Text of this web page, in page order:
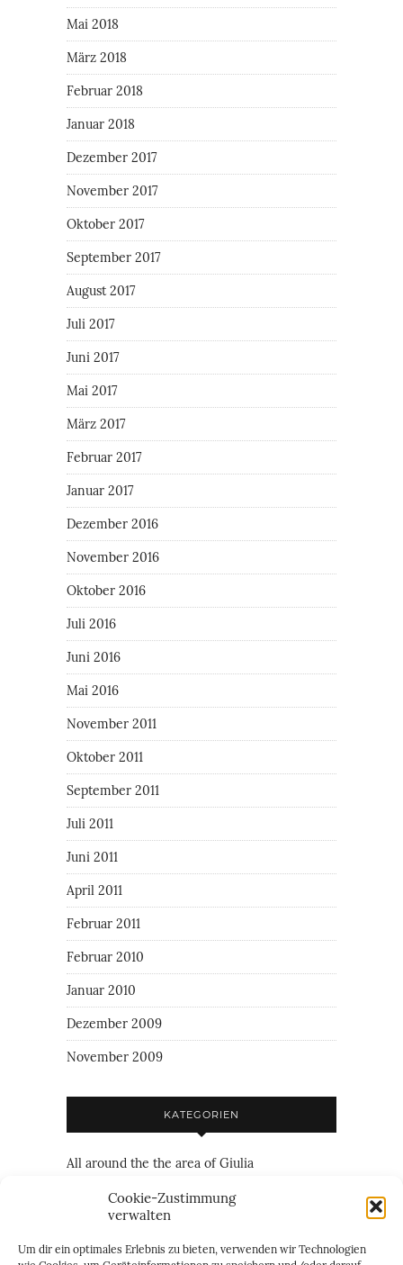
Cookie-Zustimmung
verwalten
Um dir ein optimales Erlebnis zu bieten, verwenden wir Technologien
Mai 2018
März 2018
Februar 2018
Januar 2018
Dezember 2017
November 2017
Oktober 2017
September 2017
August 2017
Juli 2017
Juni 2017
Mai 2017
März 2017
Februar 2017
Januar 2017
Dezember 2016
November 2016
Oktober 2016
Juli 2016
Juni 2016
Mai 2016
November 2011
Oktober 2011
September 2011
Juli 2011
Juni 2011
April 2011
Februar 2011
Februar 2010
Januar 2010
Dezember 2009
November 2009
KATEGORIEN
All around the the area of Giulia